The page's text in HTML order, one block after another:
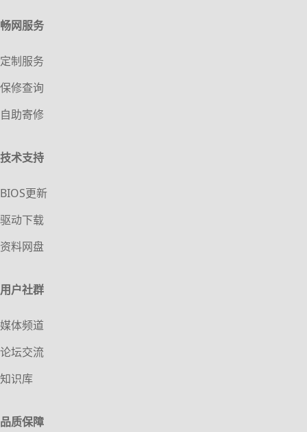
畅网服务
定制服务
保修查询
自助寄修
技术支持
BIOS更新
驱动下载
资料网盘
用户社群
媒体频道
论坛交流
知识库
品质保障